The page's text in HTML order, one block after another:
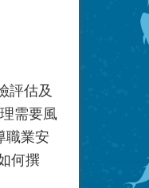
評估及
需要風
職業安
何撰